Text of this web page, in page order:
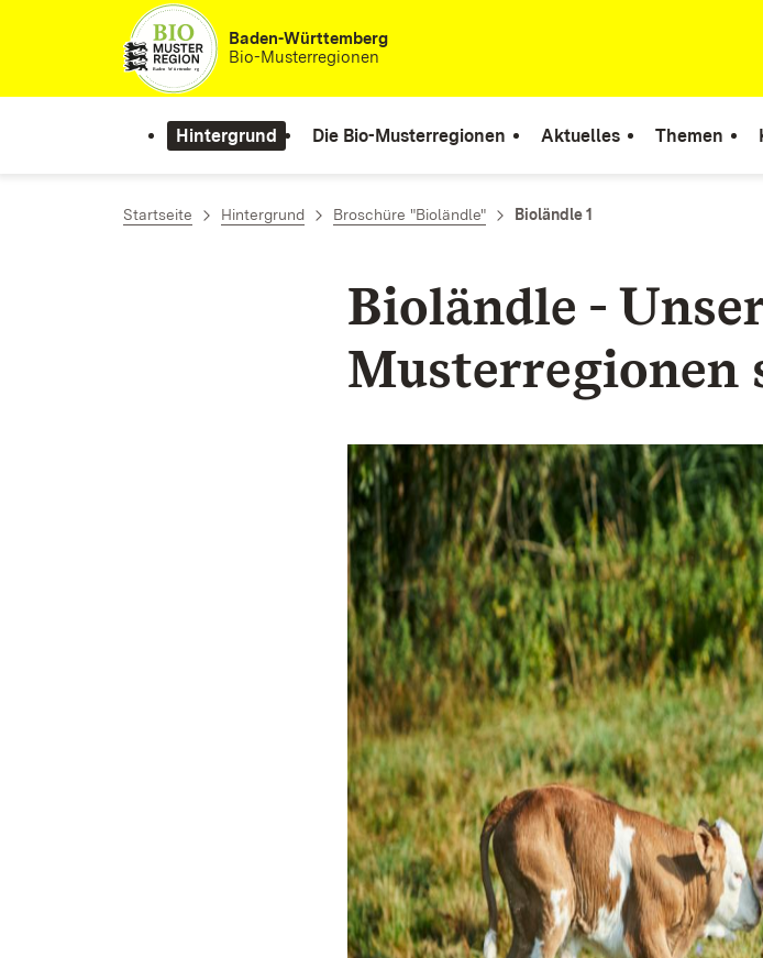
Zum Inhalt springenBaden-Württemberg
Bio-Musterregionen
Hintergrund Die Bio-Musterregionen Aktuelles Themen
Startseite Hintergrund Broschüre "Bioländle" Bioländle 1
Bioländle -
Musterregionen